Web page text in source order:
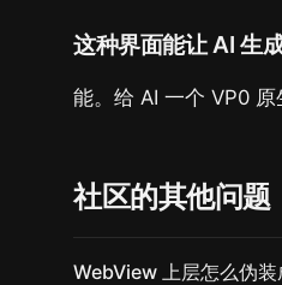
这种界面能让 AI 生
能。给 AI 一个 VP0 原
社区的其他问题
WebView 上层怎么伪装